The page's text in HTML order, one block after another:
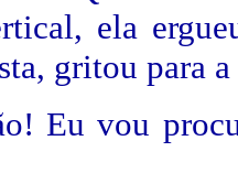
ela
gritou para
Eu vou